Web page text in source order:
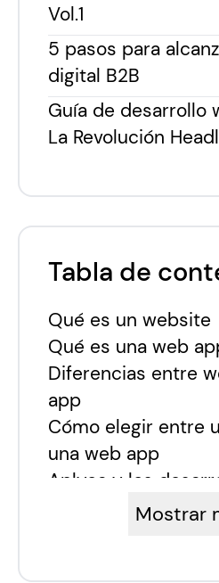
Vol.1
5 pasos para
digital B2B
Guía de desarrollo
La Revolución
Tabla de
Qué es un website
Qué es una web
Diferencias entre
app
Cómo elegir entre
una web app
Aplyca y los
Mostrar